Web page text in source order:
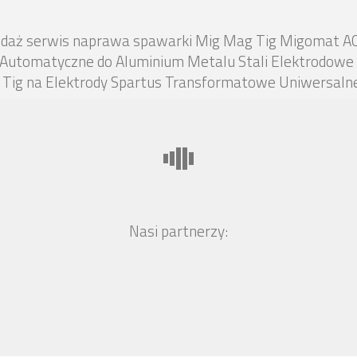
serwis naprawa spawarki Mig Mag Tig Migomat
do Aluminium Metalu Stali
na Elektrody Spartus Transformatowe
Nasi partnerzy: